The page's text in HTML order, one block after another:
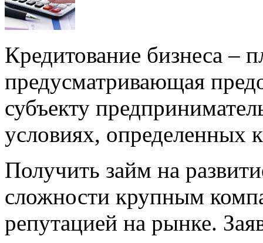
Кредитование бизнеса –
предусматривающая
субъекту
условиях, определенных
Получить займ на
сложности крупным
репутацией на рынке.